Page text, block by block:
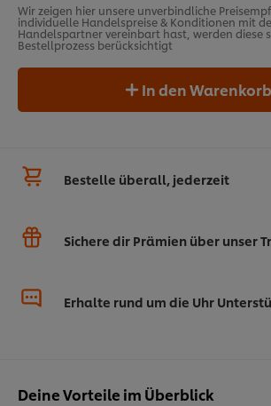
Wir zeigen hier unsere unverbindliche
individuelle Handelspreise & Konditionen mit
Handelspartner vereinbart hast, werden diese
Bestellprozess berücksichtigt
In den Warenkorb
Bestelle überall, jederzeit
Sichere dir Prämien über unser
Erhalte rund um die Uhr
Deine Vorteile im Überblick